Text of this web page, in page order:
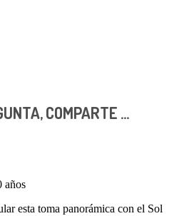
COMPARTE ...